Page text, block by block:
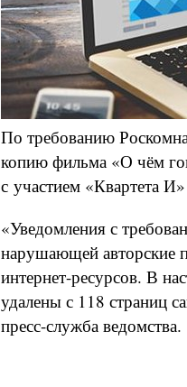
По требованию
копию фильма «О чём
с участием «Квартета
«Уведомления с
нарушающей авторские
интернет-ресурсов. В
удалены с 118 страниц
пресс-служба ведомства.